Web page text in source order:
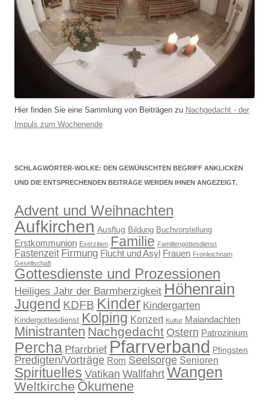
Hier finden Sie eine Sammlung von Beiträgen zu Nachgedacht - der
Impuls zum Wochenende
SCHLAGWÖRTER-WOLKE: DEN GEWÜNSCHTEN BEGRIFF ANKLICKEN
UND DIE ENTSPRECHENDEN BEITRÄGE WERDEN IHNEN ANGEZEIGT.
Advent und Weihnachten
Aufkirchen Ausflug Bildung Buchvorstellung
Erstkommunion Exerzitien Familie Familiengottesdienst
Fastenzeit Firmung Flucht und Asyl Frauen Fronleichnam
Gesellschaft
Gottesdienste und Prozessionen
Heiliges Jahr der Barmherzigkeit Höhenrain
Jugend KDFB Kinder Kindergarten
Kindergottesdienst Kolping Konzert Kultur Maiandachten
Ministranten Nachgedacht Ostern Patrozinium
Percha Pfarrbrief Pfarrverband Pfingsten
Predigten/Vorträge Rom Seelsorge Senioren
Spirituelles Vatikan WallfahrtWangen
Weltkirche Ökumene